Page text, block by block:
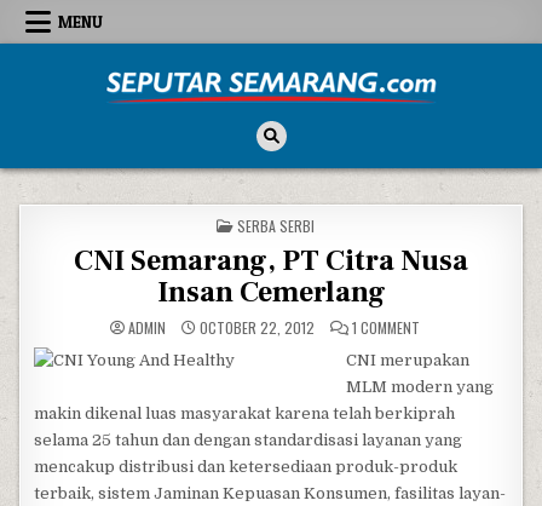
Skip to content
MENU
POSTED IN
SERBA SERBI
CNI Semarang, PT Citra Nusa
Insan Cemerlang
ADMIN OCTOBER 22, 2012 1 COMMENT
CNI merupakan
MLM modern yang
makin dikenal luas masyarakat karena telah berkiprah
selama 25 tahun dan dengan standardisasi layanan yang
mencakup distribusi dan ketersediaan produk-produk
terbaik, sistem Jaminan Kepuasan Konsumen, fasilitas layan-